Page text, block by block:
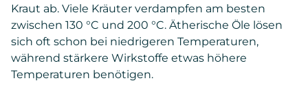
Kraut ab. Viele Kräuter verdampfen am besten
zwischen 130 °C und 200 °C. Ätherische Öle lösen
sich oft schon bei niedrigeren Temperaturen,
während stärkere Wirkstoffe etwas höhere
Temperaturen benötigen.